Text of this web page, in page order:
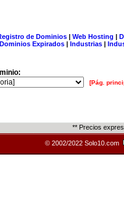
de Dominios| Web Hosting |
Dominios Expirados | Industrias |
[Pág.
** Precios
© 2002/2022 Solo10.com